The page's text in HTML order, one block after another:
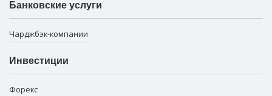
Банковские услуги
Чарджбэк-компании
Инвестиции
Форекс